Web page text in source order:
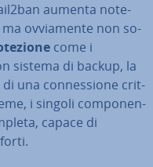
aumenta no­te­
ma ov­via­men­te non so­
come i
sistema di backup, la
di una con­nes­sio­ne crit­
i singoli com­po­nen­
capace di